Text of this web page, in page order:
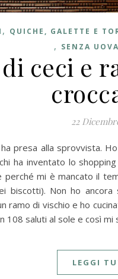
, QUICHE, GALETTE E
, SENZA UOVA
ceci e
22
ha presa alla sprovvista.
ha inventato lo
mi è mancato il
biscotti). Non ho
ramo di vischio e ho
108 saluti al sole e così mi
LEGGI